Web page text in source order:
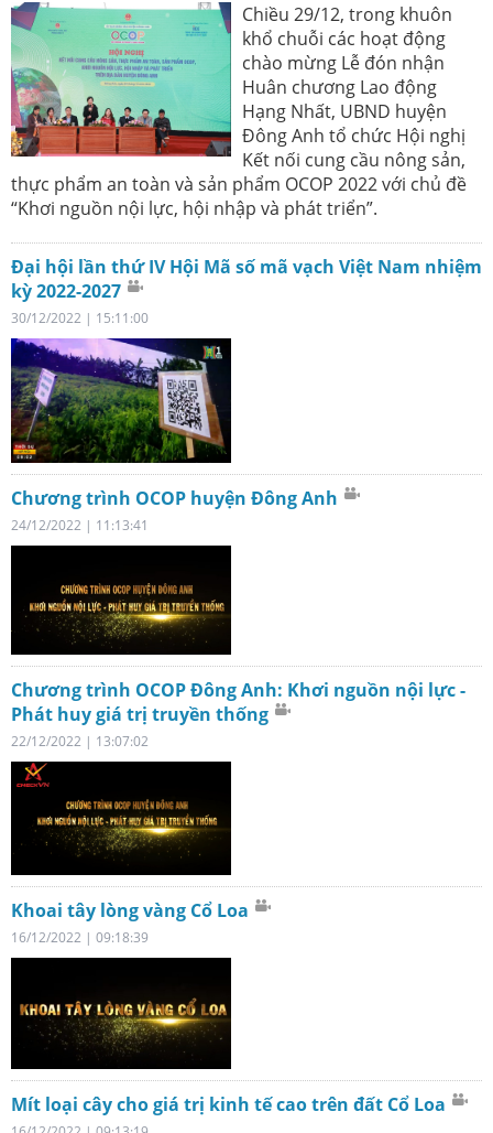
Chiều 29/12, trong khuôn
khổ chuỗi các hoạt động
chào mừng Lễ đón nhận
Huân chương Lao động
Hạng Nhất, UBND huyện
Đông Anh tổ chức Hội nghị
Kết nối cung cầu nông sản,
thực phẩm an toàn và sản phẩm OCOP 2022 với chủ đề
“Khơi nguồn nội lực, hội nhập và phát triển”.
Đại hội lần thứ IV Hội Mã số mã vạch Việt Nam nhiệm
kỳ 2022-2027
30/12/2022 | 15:11:00
Chương trình OCOP huyện Đông Anh
24/12/2022 | 11:13:41
Chương trình OCOP Đông Anh: Khơi nguồn nội lực -
Phát huy giá trị truyền thống
22/12/2022 | 13:07:02
Khoai tây lòng vàng Cổ Loa
16/12/2022 | 09:18:39
Mít loại cây cho giá trị kinh tế cao trên đất Cổ Loa